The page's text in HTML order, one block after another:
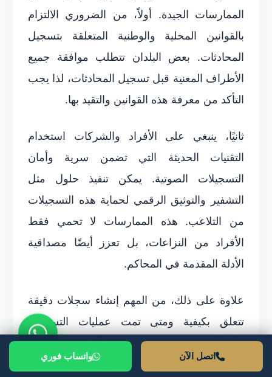
الممارسات الجيدة. أولاً، من الضروري الالتزام
بالقوانين المحلية والوطنية المتعلقة بتسجيل
المحادثات. بعض البلدان تتطلب موافقة جميع
الأطراف المعنية قبل تسجيل المحادثات، لذا يجب
التأكد من معرفة هذه القوانين والتقيد بها.
ثانيًا، ينبغي على الأفراد والشركات استخدام
التقنيات الحديثة التي تضمن سرية وأمان
التسجيلات الصوتية. يمكن تنفيذ حلول مثل
التشفير والتوثيق الرقمي لحماية هذه التسجيلات
من التلاعب. هذه الممارسات لا تحمي فقط
الأفراد من النزاعات، بل تعزز أيضًا مصداقية
الأدلة المقدمة في المحاكم.
علاوة على ذلك، من المهم إنشاء سجلات دقيقة
تتعلق بكيفية ومتى تمت عمليات التسجيل.
الاحتفاظ بسجلات واضحة يمكن أن يكون له تأثير
كبير في حالة نشوء نزاع حول شرعية التسجيلات
اتصل الآن واتساب فوري